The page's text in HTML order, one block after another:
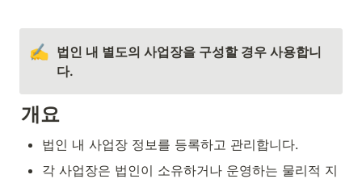
✍️ 법인 내 별도의 사업장을 구성할 경우 사용합니
다.
개요
법인 내 사업장 정보를 등록하고 관리합니다.
각 사업장은 법인이 소유하거나 운영하는 물리적 지